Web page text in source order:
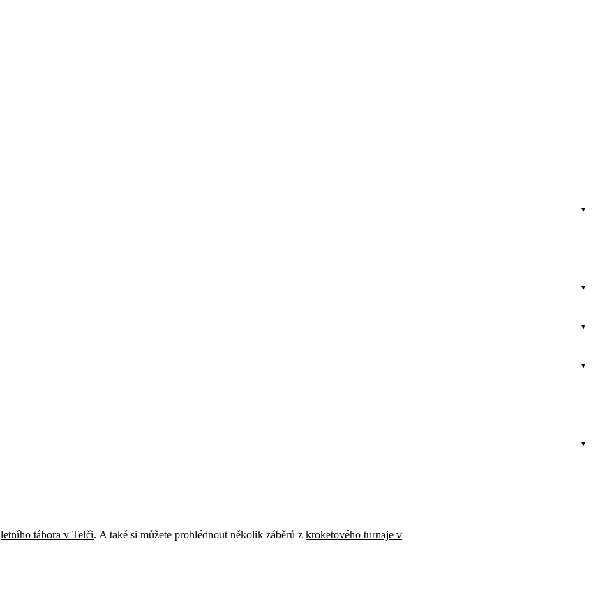
letního tábora v Telči. A také si můžete prohlédnout několik záběrů z kroketového turnaje v